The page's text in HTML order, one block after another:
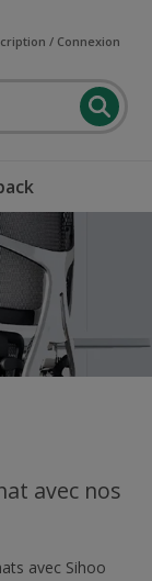
/ Connexion
avec nos
avec Sihoo